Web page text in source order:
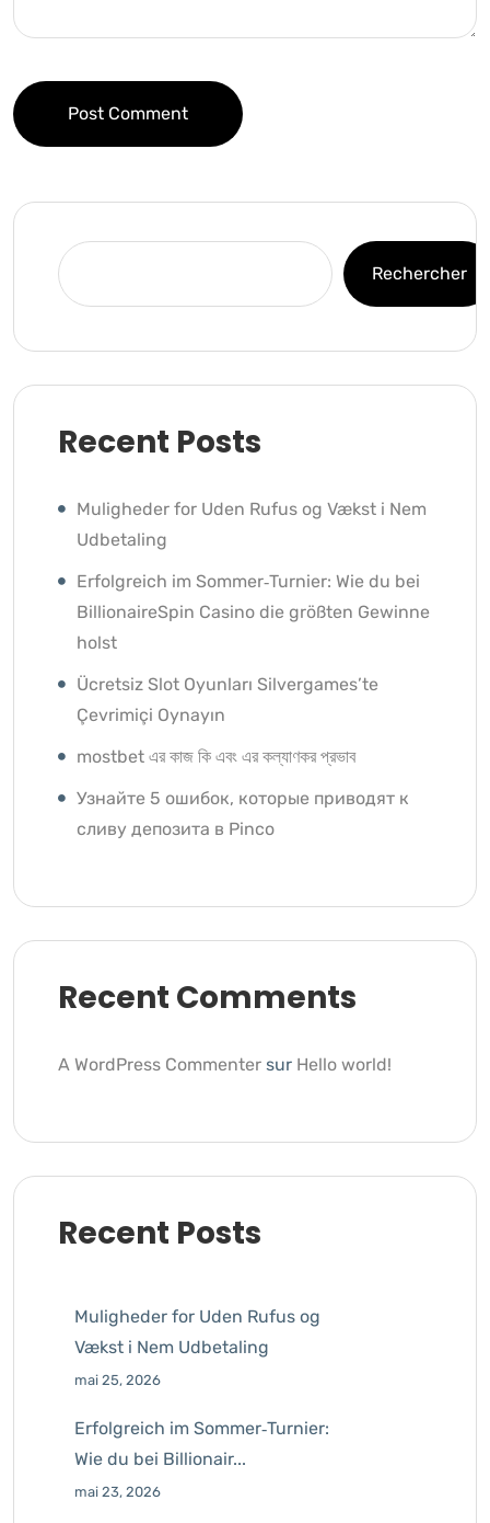
Post Comment
Rechercher
Recent Posts
Muligheder for Uden Rufus og Vækst i Nem
Udbetaling
Erfolgreich im Sommer‑Turnier: Wie du bei
BillionaireSpin Casino die größten Gewinne
holst
Ücretsiz Slot Oyunları Silvergames’te
Çevrimiçi Oynayın ️
mostbet এর কাজ কি এবং এর কল্যাণকর প্রভাব
Узнайте 5 ошибок, которые приводят к
сливу депозита в Pinco
Recent Comments
A WordPress Commenter sur Hello world!
Recent Posts
Muligheder for Uden Rufus og
Vækst i Nem Udbetaling
mai 25, 2026
Erfolgreich im Sommer‑Turnier:
Wie du bei Billionair...
mai 23, 2026